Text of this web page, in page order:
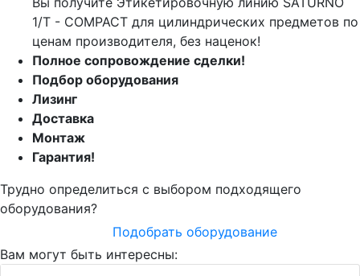
1/T - COMPACT для цилиндрических предметов по
ценам производителя, без наценок!
Полное сопровождение сделки!
Подбор оборудования
Лизинг
Доставка
Монтаж
Гарантия!
Трудно определиться с выбором подходящего
оборудования?
Подобрать оборудование
Вам могут быть интересны: